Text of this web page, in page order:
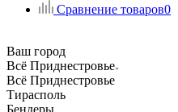
Сравнение товаров0
Ваш город
Всё Приднестровье
Всё Приднестровье
Тирасполь
Бендеры